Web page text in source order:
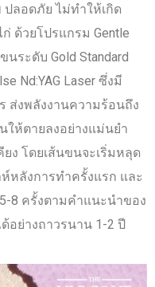
ลอดภัย ไม่ทำให้เกิด
ด้วยโปรแกรม Gentle
นระดับ Gold Standard
Nd:YAG Laser ซึ่งมี
ส่งพลังงานความร้อนถึง
ให้ตายลงอย่างแม่นยำ
ง โดยเส้นขนจะเริ่มหลุด
หลังการทำครั้งแรก และ
8 ครั้งตามคำแนะนำของ
อย่างถาวรนาน 1-2 ปี